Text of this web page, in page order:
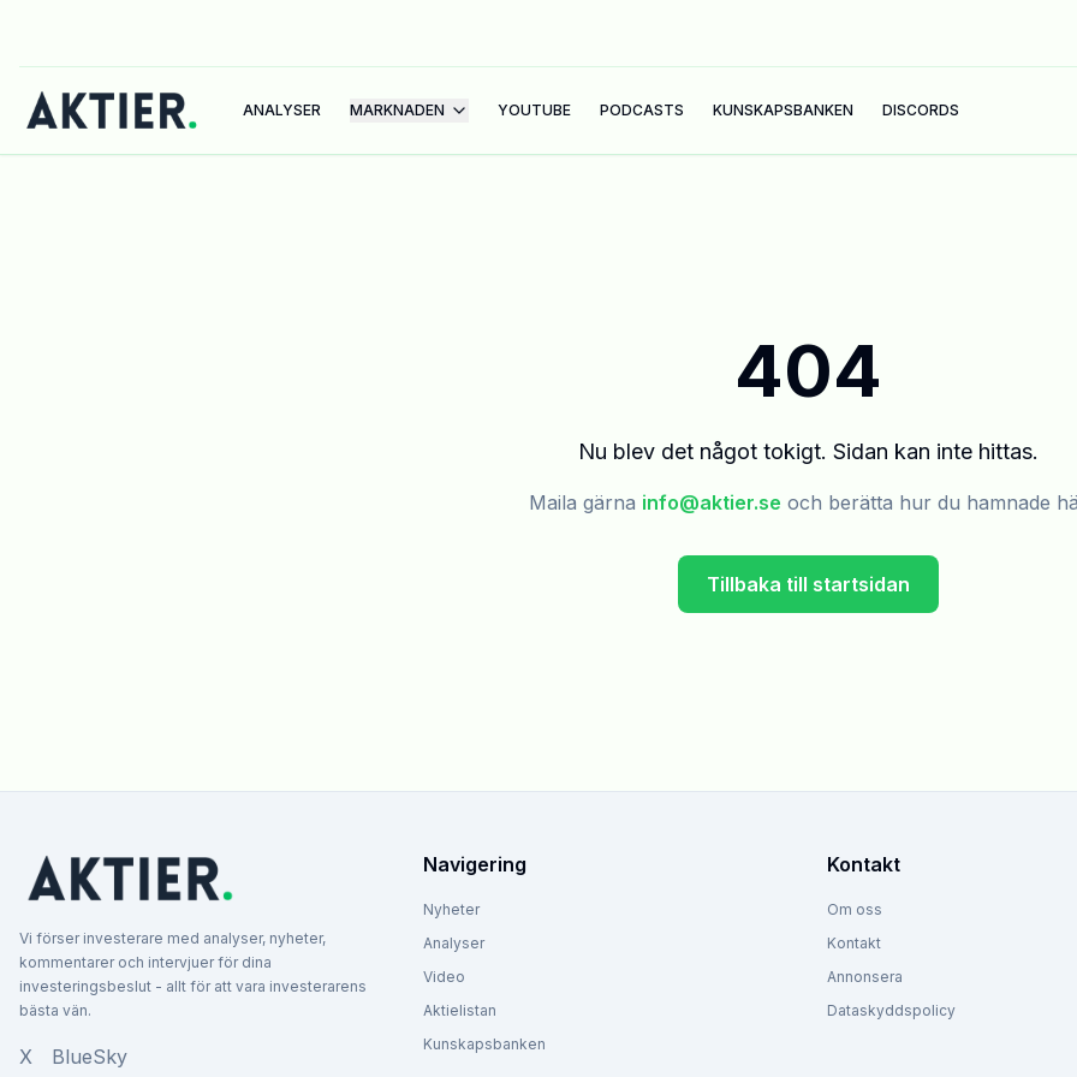
ANALYSER MARKNADEN YOUTUBE PODCASTS KUNSKAPSBANKEN DISCORDS
404
Nu blev det något tokigt. Sidan kan inte hittas.
Maila gärna info@aktier.se och berätta hur du hamnade
Tillbaka till startsidan
Vi förser investerare med analyser, nyheter,
kommentarer och intervjuer för dina
investeringsbeslut - allt för att vara investerarens
bästa vän.
X BlueSky
Navigering
Nyheter
Analyser
Video
Aktielistan
Kunskapsbanken
Kontakt
Om oss
Kontakt
Annonsera
Dataskyddspolicy